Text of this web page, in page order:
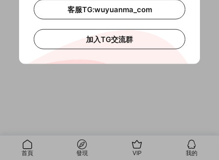
首頁 發現 VIP 我的
客服TG:wuyuanma_com
加入TG交流群